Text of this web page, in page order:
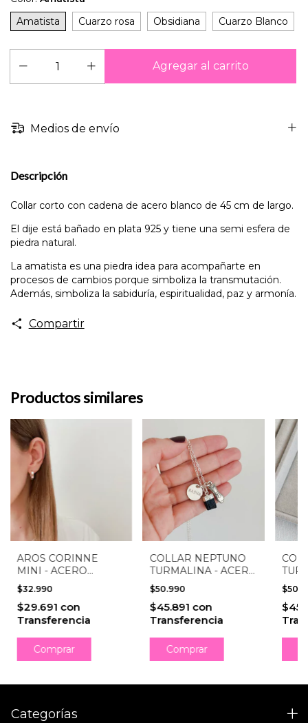
Amatista
Cuarzo rosa Obsidiana Cuarzo Blanco
Medios de envío
Descripción
Collar corto con cadena de acero blanco de 45 cm de largo.
El dije está bañado en plata 925 y tiene una semi esfera de
piedra natural.
La amatista es una piedra idea para acompañarte en
procesos de cambios porque simboliza la transmutación.
Además, simboliza la sabiduría, espiritualidad, paz y armonía.
Compartir
Productos similares
AROS CORINNE
MINI - ACERO
BLANCO
$32.990
$29.691 con
Transferencia
COLLAR NEPTUNO
TURMALINA - ACERO
BLANCO
$50.990
$45.891 con
Transferencia
Categorías